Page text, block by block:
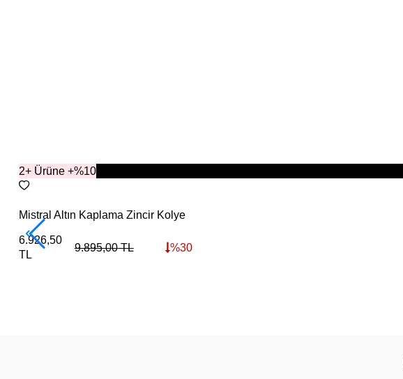
2+ Ürüne +%10
YENİ
Mistral Altın Kaplama Zincir Kolye
6.926,50
TL
9.895,00TL %30